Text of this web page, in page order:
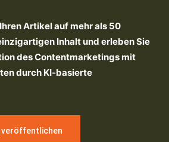
Artikel auf mehr als 50
Inhalt und erleben Sie
des Contentmarketings mit
durch KI-basierte
veröffentlichen